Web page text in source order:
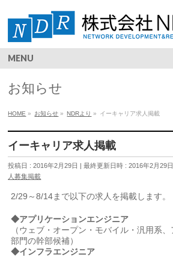
MENU
お知らせ
HOME » お知らせ » NDRより » イーキャリア求人掲載
イーキャリア求人掲載
投稿日 : 2016年2月29日 最終更新日時 : 2016年2月29日
人募集掲載
2/29～8/14まで以下の求人を掲載します。
◆アプリケーションエンジニア
（ウェブ・オープン・モバイル・汎用系
部門の幹部候補）
◆インフラエンジニア